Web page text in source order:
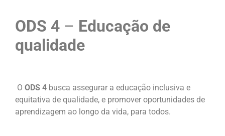
ODS 4 – Educação de
qualidade
O ODS 4 busca assegurar a educação inclusiva e
equitativa de qualidade, e promover oportunidades de
aprendizagem ao longo da vida, para todos.